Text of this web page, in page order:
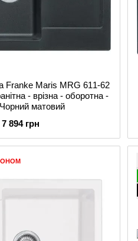
Franke Maris MRG 611-62
- врізна - оборотна -
Чорний матовий
7 894 грн